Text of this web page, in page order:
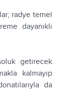
radye temel
dayanıklı
getirecek
kalmayıp
da